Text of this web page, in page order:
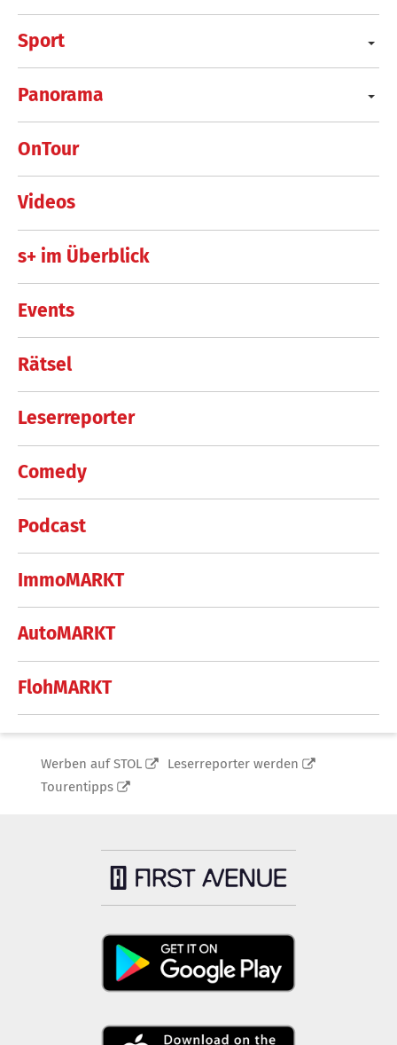
Sport
Panorama
OnTour
Videos
s+ im Überblick
Events
Rätsel
Leserreporter
Comedy
Podcast
ImmoMARKT
AutoMARKT
FlohMARKT
Werben auf STOL
Leserreporter werden
Tourentipps